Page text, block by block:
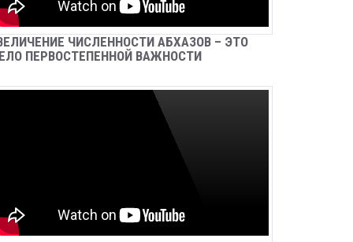
КАЗНАЧЕЙСКОМУ СОПРОВОЖДЕНИЮ
Sep 26, 2024 Новости
Новости
В С. АНХУА СОТРУДНИКИ МИЛИЦИИ
Sep 25, 2024 Новости
ЧИСЛЕННОСТИ АБХАЗОВ – ЭТО
ПЕРВОСТЕПЕННОЙ ВАЖНОСТИ